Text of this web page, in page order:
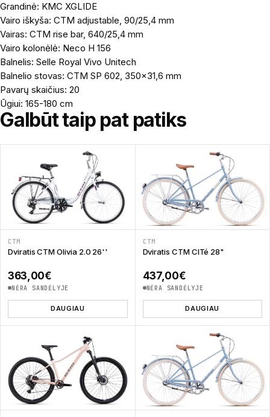
Grandinė: KMC XGLIDE
Vairo iškyša: CTM adjustable, 90/25,4 mm
Vairas: CTM rise bar, 640/25,4 mm
Vairo kolonėlė: Neco H 156
Balnelis: Selle Royal Vivo Unitech
Balnelio stovas: CTM SP 602, 350×31,6 mm
Pavarų skaičius: 20
Ūgiui: 165-180 cm
Galbūt taip pat patiks
CTM
Dviratis CTM Olivia 2.0 26''
363,00€
NĖRA SANDĖLYJE
DAUGIAU
CTM
Dviratis CTM CITé 28"
437,00€
NĖRA SANDĖLYJE
DAUGIAU